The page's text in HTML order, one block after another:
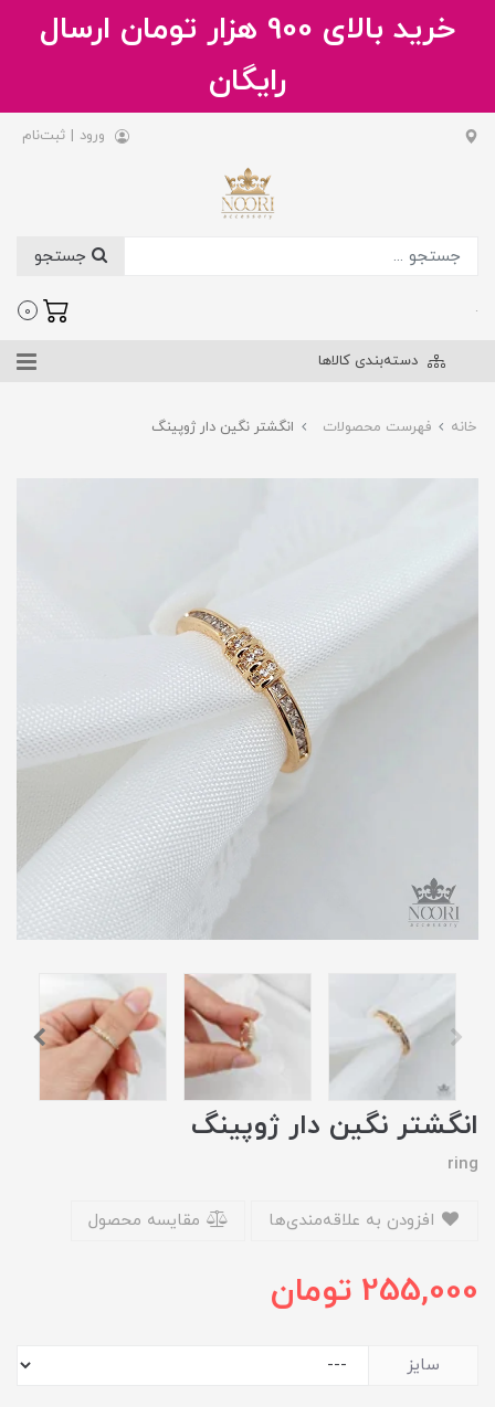
خرید بالای 900 هزار تومان ارسال
رایگان
ورود | ثبت‌نام
.
0
دسته‌بندی کالاها
خانه فهرست محصولات انگشتر نگین دار ژوپینگ
انگشتر نگین دار ژوپینگ
ring
مقایسه محصول
255,000 تومان
سایز